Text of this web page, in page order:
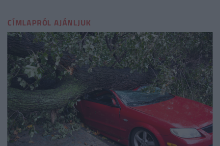
CÍMLAPRÓL AJÁNLJUK